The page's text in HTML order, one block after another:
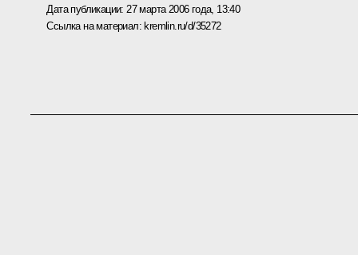
Дата публикации: 27 марта 2006 года, 13:40
Ссылка на материал:kremlin.ru/d/35272